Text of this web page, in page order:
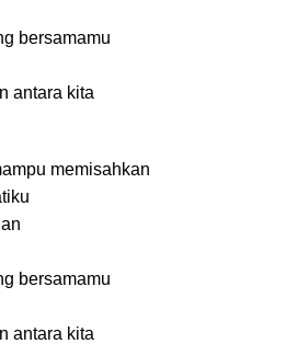
bersamamu
antara kita
memisahkan
bersamamu
antara kita